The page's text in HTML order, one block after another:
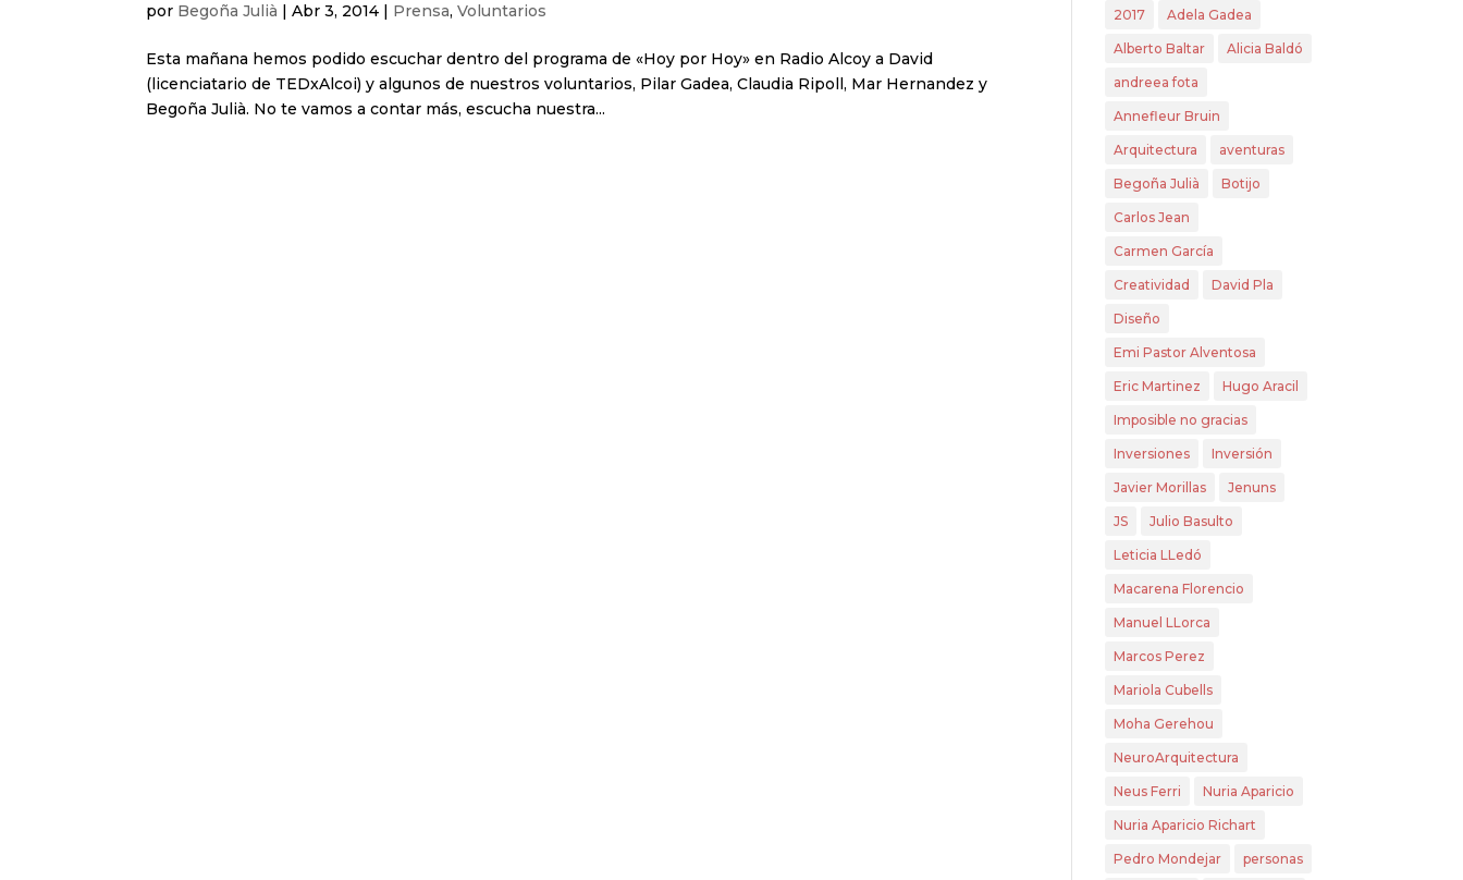
por Begoña Julià |Abr 3, 2014 | Prensa,Voluntarios
Esta mañana hemos podido escuchar dentro del programa de «Hoy por Hoy» en Radio Alcoy a David
(licenciatario de TEDxAlcoi) y algunos de nuestros voluntarios, Pilar Gadea, Claudia Ripoll, Mar Hernandez y
Begoña Julià. No te vamos a contar más, escucha nuestra...
2017 Adela Gadea
Alberto Baltar Alicia Baldó
andreea fota
Annefleur Bruin
Arquitectura aventuras
Begoña Julià Botijo
Carlos Jean
Carmen García
Creatividad David Pla
Diseño
Emi Pastor Alventosa
Eric Martinez Hugo Aracil
Imposible no gracias
Inversiones Inversión
Javier Morillas Jenuns
JS Julio Basulto
Leticia LLedó
Macarena Florencio
Manuel LLorca
Marcos Perez
Mariola Cubells
Moha Gerehou
NeuroArquitectura
Neus Ferri Nuria Aparicio
Nuria Aparicio Richart
Pedro Mondejar personas